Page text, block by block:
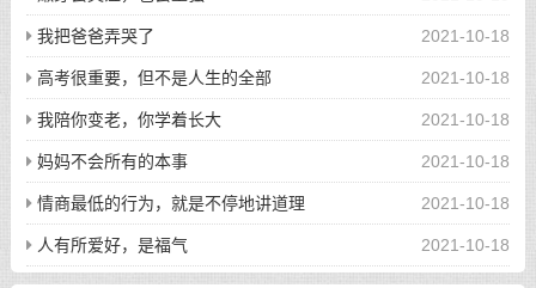
2021-10-18
我把爸爸弄哭了
2021-10-18
高考很重要，但不是人生的全部
2021-10-18
我陪你变老，你学着长大
2021-10-18
妈妈不会所有的本事
2021-10-18
情商最低的行为，就是不停地讲道理
2021-10-18
人有所爱好，是福气